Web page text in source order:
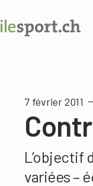
7 février 2011
L’objectif
variées –